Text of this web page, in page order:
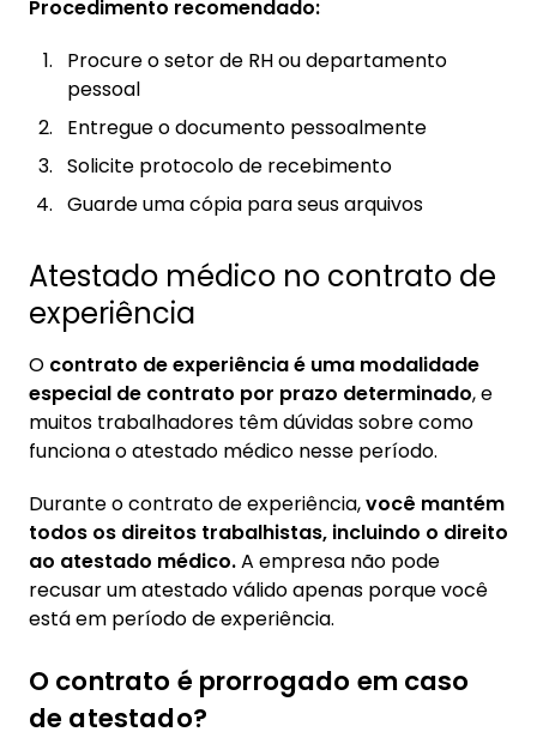
Procedimento recomendado:
Procure o setor de RH ou departamento
pessoal
Entregue o documento pessoalmente
Solicite protocolo de recebimento
Guarde uma cópia para seus arquivos
Atestado médico no contrato de
experiência
O contrato de experiência é uma modalidade
especial de contrato por prazo determinado, e
muitos trabalhadores têm dúvidas sobre como
funciona o atestado médico nesse período.
Durante o contrato de experiência,você mantém
todos os direitos trabalhistas, incluindo o direito
ao atestado médico.A empresa não pode
recusar um atestado válido apenas porque você
está em período de experiência.
O contrato é prorrogado em caso
de atestado?